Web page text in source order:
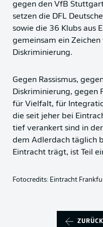
gegen den VfB
setzen die DFL
sowie die 36 Klubs aus
gemeinsam ein
Diskriminierung.
Gegen Rassismus,
Diskriminierung, gegen
für Vielfalt, für
die seit jeher bei
tief verankert sind in
dem Adlerdach täglich
Eintracht trägt, ist Teil
Fotocredits: Eintracht